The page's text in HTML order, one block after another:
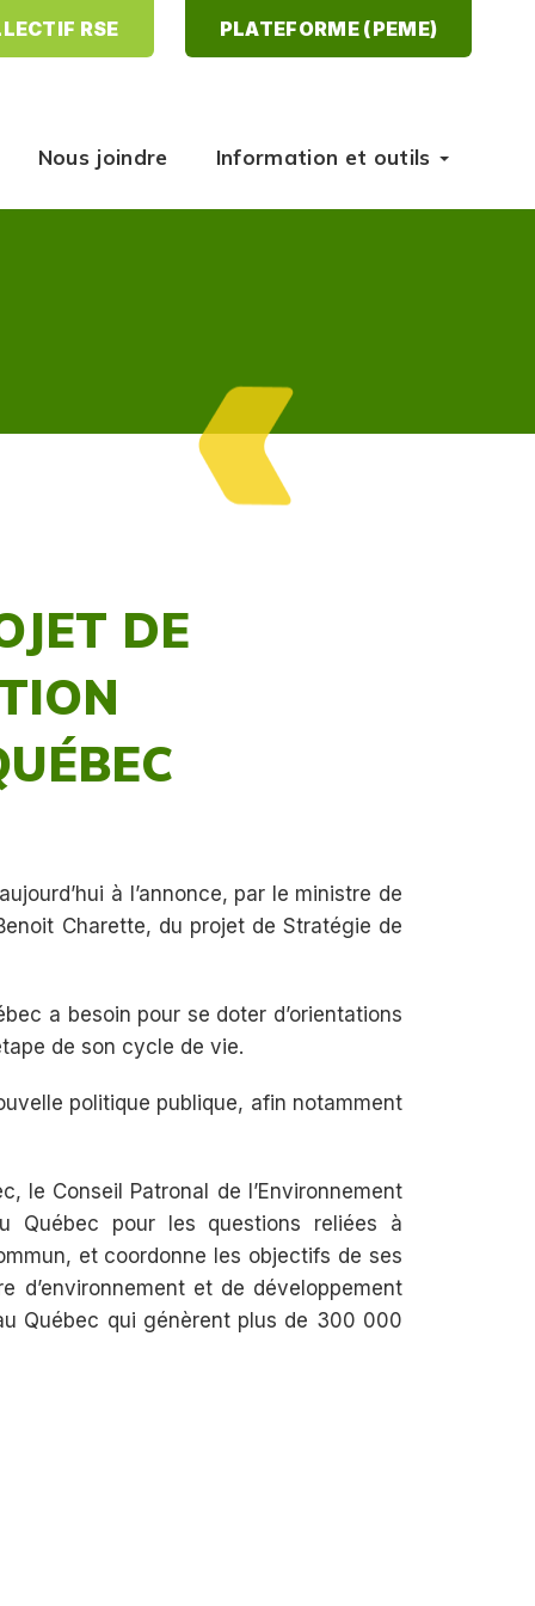
RSE PLATEFORME (PEME)
Nous joindre Information et outils
DE
à l’annonce, par le ministre de
Charette, du projet de Stratégie de
a besoin pour se doter d’orientations
de son cycle de vie.
politique publique, afin notamment
le Conseil Patronal de l’Environnement
Québec pour les questions reliées à
et coordonne les objectifs de ses
d’environnement et de développement
Québec qui génèrent plus de 300 000